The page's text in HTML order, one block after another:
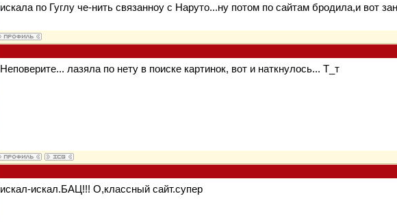
искала по Гуглу че-нить связанноу с Наруто...ну потом по сайтам бродила,и вот
Неповерите... лазяла по нету в поиске картинок, вот и наткнулось... Т_т
искал-искал.БАЦ!!! О,классный сайт.супер